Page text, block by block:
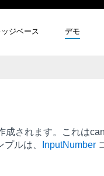
ジベース デモ
成されます。これは
ルは、
InputNumber